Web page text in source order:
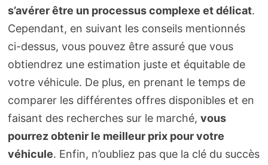
s’avérer être un processus complexe et délicat.
Cependant, en suivant les conseils mentionnés
ci-dessus, vous pouvez être assuré que vous
obtiendrez une estimation juste et équitable de
votre véhicule. De plus, en prenant le temps de
comparer les différentes offres disponibles et en
faisant des recherches sur le marché, vous
pourrez obtenir le meilleur prix pour votre
véhicule. Enfin, n’oubliez pas que la clé du succès